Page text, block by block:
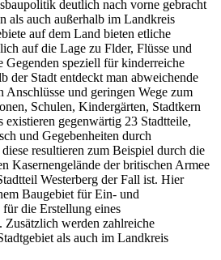
deutlich nach vorne gebracht
als auch außerhalb im Landkreis
auf dem Land bieten etliche
auf die Lage zu Flder, Flüsse und
Gegenden speziell für kinderreiche
der Stadt entdeckt man abweichende
Anschlüsse und geringen Wege zum
Schulen, Kindergärten, Stadtkern
existieren gegenwärtig 23 Stadtteile,
und Gegebenheiten durch
resultieren zum Beispiel durch die
Kasernengelände der britischen Armee
Westerberg der Fall ist. Hier
Baugebiet für Ein- und
die Erstellung eines
Zusätzlich werden zahlreiche
als auch im Landkreis